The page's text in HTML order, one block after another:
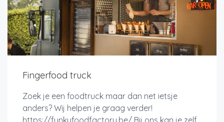
Fingerfood truck
Zoek je een foodtruck maar dan net ietsje
anders? Wij helpen je graag verder!